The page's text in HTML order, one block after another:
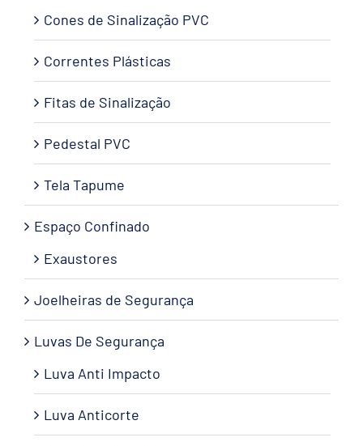
Cones de Sinalização PVC
Correntes Plásticas
Fitas de Sinalização
Pedestal PVC
Tela Tapume
Espaço Confinado
Exaustores
Joelheiras de Segurança
Luvas De Segurança
Luva Anti Impacto
Luva Anticorte